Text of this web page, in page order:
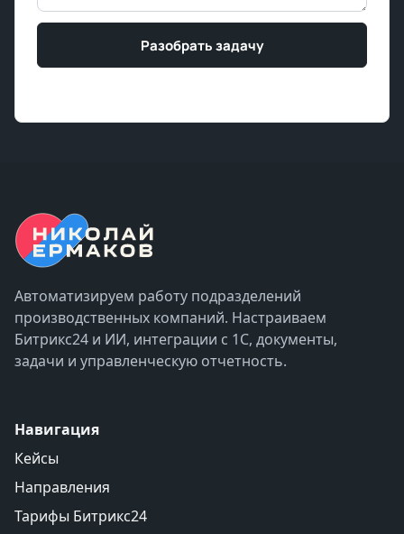
Разобрать задачу
Автоматизируем работу подразделений
производственных компаний. Настраиваем
Битрикс24 и ИИ, интеграции с 1С, документы,
задачи и управленческую отчетность.
Навигация
Кейсы
Направления
Тарифы Битрикс24